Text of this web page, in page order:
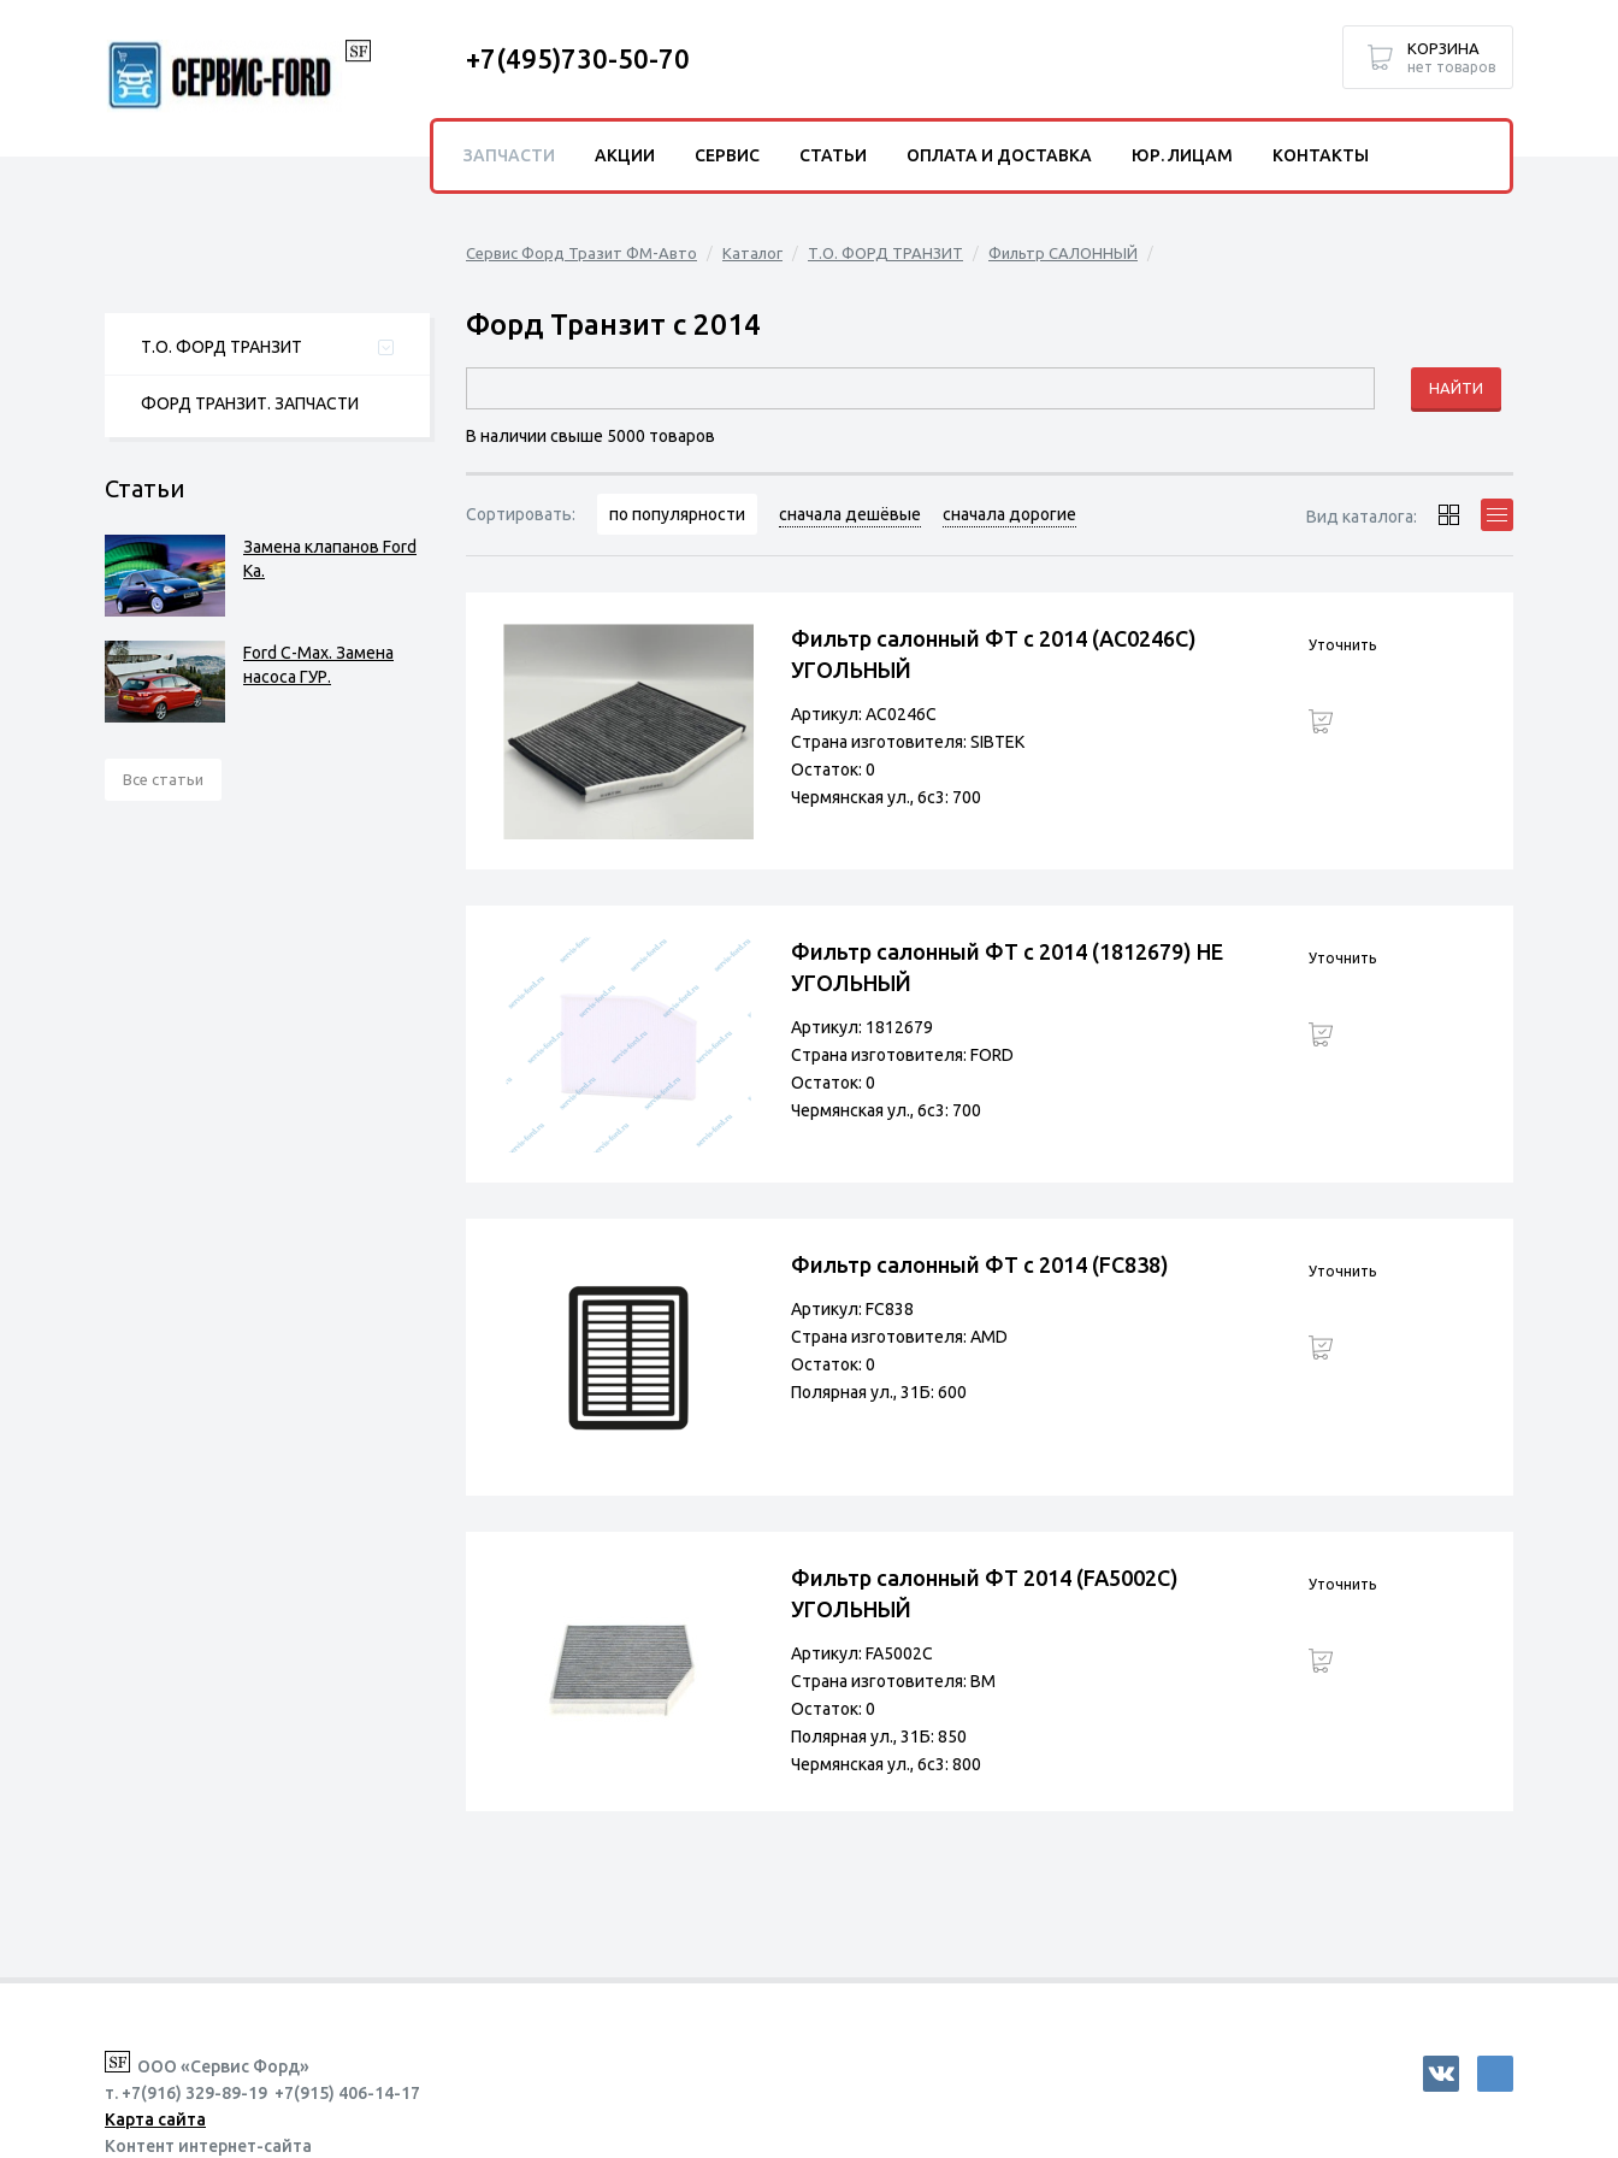
Т.О. ФОРД ТРАНЗИТ
ФОРД ТРАНЗИТ. ЗАПЧАСТИ
Статьи
Замена клапанов Ford
Ka.
Ford C-Max. Замена
насоса ГУР.
Все статьи
Сервис Форд Тразит ФМ-Авто Каталог Т.О. ФОРД ТРАНЗИТ Фильтр САЛОННЫЙ
Форд Транзит с 2014
В наличии свыше 5000 товаров
Сортировать: по популярности сначала дешёвые сначала дорогие Вид каталога:
Фильтр салонный ФТ с 2014 (AC0246C)
УГОЛЬНЫЙ
Артикул: AC0246C
Страна изготовителя: SIBTEK
Остаток: 0
Чермянская ул., 6с3: 700
Уточнить
Фильтр салонный ФТ с 2014 (1812679) НЕ
УГОЛЬНЫЙ
Артикул: 1812679
Страна изготовителя: FORD
Остаток: 0
Чермянская ул., 6с3: 700
Уточнить
Фильтр салонный ФТ с 2014 (FC838)
Артикул: FC838
Страна изготовителя: AMD
Остаток: 0
Полярная ул., 31Б: 600
Уточнить
Фильтр салонный ФТ 2014 (FA5002C)
УГОЛЬНЫЙ
Артикул: FA5002C
Страна изготовителя: BM
Остаток: 0
Полярная ул., 31Б: 850
Чермянская ул., 6с3: 800
Уточнить
+7(495)730-50-70 КОРЗИНА
нет товаров
ЗАПЧАСТИ АКЦИИ СЕРВИС СТАТЬИ ОПЛАТА И ДОСТАВКА ЮР. ЛИЦАМ КОНТАКТЫ
ООО «Сервис Форд»
т. +7(916) 329-89-19 +7(915) 406-14-17
Карта сайта
Контент интернет-сайта